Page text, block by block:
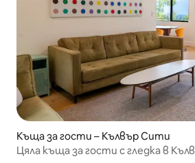
Къща за гости – Кълвър Сити
Цяла къща за гости с гледка в